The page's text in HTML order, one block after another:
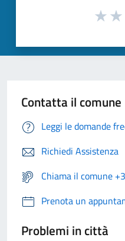
Contatta il comune
Leggi le domande
Richiedi Assistenza
Chiama il comune
Prenota un
Problemi in città